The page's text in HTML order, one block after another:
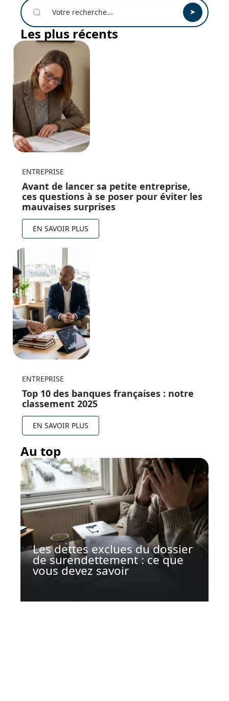
Les plus récents
ENTREPRISE
Avant de lancer sa petite entreprise,
ces questions à se poser pour éviter les
mauvaises surprises
EN SAVOIR PLUS
ENTREPRISE
Top 10 des banques françaises : notre
classement 2025
EN SAVOIR PLUS
Au top
Les dettes exclues du dossier
de surendettement : ce que
vous devez savoir